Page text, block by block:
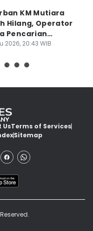
KM Mutiara
Hilang, Operator
Pencarian
2026, 20:43 WIB
UsTerms of Services
Sitemap